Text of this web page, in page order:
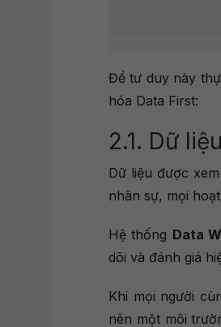
Để tư duy này
hóa Data First:
2.1. Dữ
Dữ liệu được
nhân sự, mọi
Hệ thống Data
dõi và đánh giá
Khi mọi người
nên một môi